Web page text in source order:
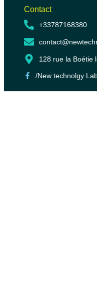
Contact
+33787168380
128 rue la Boétie
/New technolgy